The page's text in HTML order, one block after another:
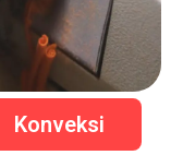
Konveksi